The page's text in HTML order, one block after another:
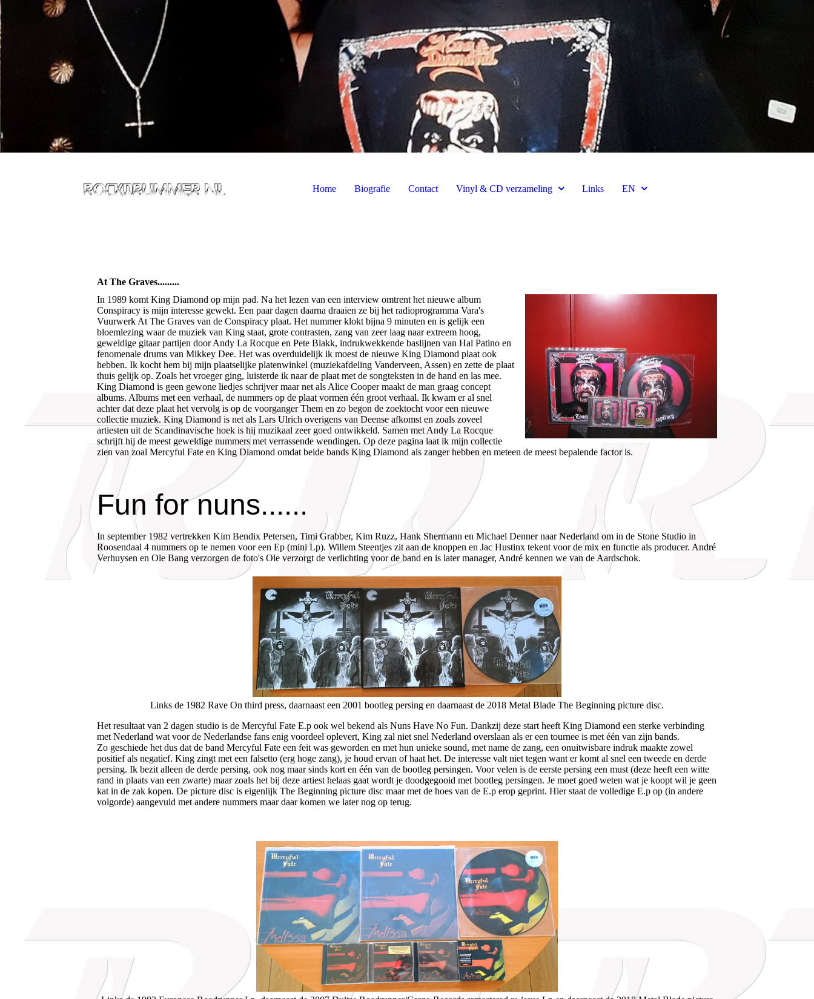
Home Biografie Contact Vinyl & CD verzameling Links EN
At The Graves.........
In 1989 komt King Diamond op mijn pad. Na het lezen van een interview omtrent het nieuwe album
Conspiracy is mijn interesse gewekt. Een paar dagen daarna draaien ze bij het radioprogramma Vara's
Vuurwerk At The Graves van de Conspiracy plaat. Het nummer klokt bijna 9 minuten en is gelijk een
bloemlezing waar de muziek van King staat, grote contrasten, zang van zeer laag naar extreem hoog,
geweldige gitaar partijen door Andy La Rocque en Pete Blakk, indrukwekkende baslijnen van Hal Patino en
fenomenale drums van Mikkey Dee. Het was overduidelijk ik moest de nieuwe King Diamond plaat ook
hebben. Ik kocht hem bij mijn plaatselijke platenwinkel (muziekafdeling Vanderveen, Assen) en zette de plaat
thuis gelijk op. Zoals het vroeger ging, luisterde ik naar de plaat met de songteksten in de hand en las mee.
King Diamond is geen gewone liedjes schrijver maar net als Alice Cooper maakt de man graag concept
albums. Albums met een verhaal, de nummers op de plaat vormen één groot verhaal. Ik kwam er al snel
achter dat deze plaat het vervolg is op de voorganger Them en zo begon de zoektocht voor een nieuwe
collectie muziek. King Diamond is net als Lars Ulrich overigens van Deense afkomst en zoals zoveel
artiesten uit de Scandinavische hoek is hij muzikaal zeer goed ontwikkeld. Samen met Andy La Rocque
schrijft hij de meest geweldige nummers met verrassende wendingen. Op deze pagina laat ik mijn collectie
zien van zoal Mercyful Fate en King Diamond omdat beide bands King Diamond als zanger hebben en meteen de meest bepalende factor is.
Fun for nuns......
In september 1982 vertrekken Kim Bendix Petersen, Timi Grabber, Kim Ruzz, Hank Shermann en Michael Denner naar Nederland om in de Stone Studio in
Roosendaal 4 nummers op te nemen voor een Ep (mini Lp). Willem Steentjes zit aan de knoppen en Jac Hustinx tekent voor de mix en functie als producer. André
Verhuysen en Ole Bang verzorgen de foto's Ole verzorgt de verlichting voor de band en is later manager, André kennen we van de Aardschok.
Links de 1982 Rave On third press, daarnaast een 2001 bootleg persing en daarnaast de 2018 Metal Blade The Beginning picture disc.
Het resultaat van 2 dagen studio is de Mercyful Fate E.p ook wel bekend als Nuns Have No Fun. Dankzij deze start heeft King Diamond een sterke verbinding
met Nederland wat voor de Nederlandse fans enig voordeel oplevert, King zal niet snel Nederland overslaan als er een tournee is met één van zijn bands.
Zo geschiede het dus dat de band Mercyful Fate een feit was geworden en met hun unieke sound, met name de zang, een onuitwisbare indruk maakte zowel
positief als negatief. King zingt met een falsetto (erg hoge zang), je houd ervan of haat het. De interesse valt niet tegen want er komt al snel een tweede en derde
persing. Ik bezit alleen de derde persing, ook nog maar sinds kort en één van de bootleg persingen. Voor velen is de eerste persing een must (deze heeft een witte
rand in plaats van een zwarte) maar zoals het bij deze artiest helaas gaat wordt je doodgegooid met bootleg persingen. Je moet goed weten wat je koopt wil je geen
kat in de zak kopen. De picture disc is eigenlijk The Beginning picture disc maar met de hoes van de E.p erop geprint. Hier staat de volledige E.p op (in andere
volgorde) aangevuld met andere nummers maar daar komen we later nog op terug.